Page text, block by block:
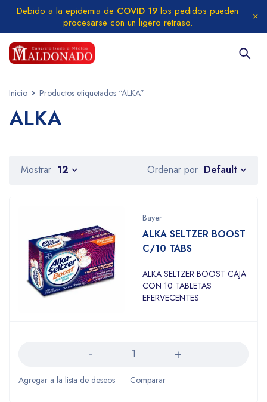
Debido a la epidemia de COVID 19 los pedidos pueden
procesarse con un ligero retraso.
Inicio Productos etiquetados “ALKA”
ALKA
Ordenar por Default
Mostrar 12
Bayer
ALKA SELTZER BOOST
C/10 TABS
ALKA SELTZER BOOST CAJA
CON 10 TABLETAS
EFERVECENTES